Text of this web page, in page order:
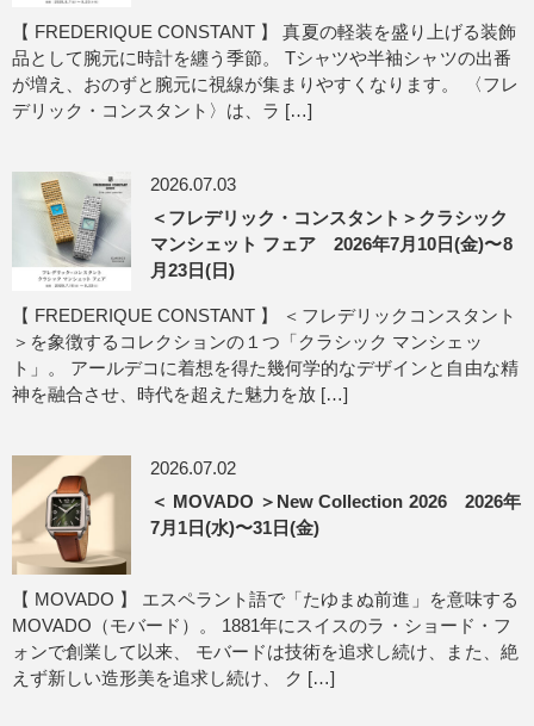
【 FREDERIQUE CONSTANT 】 真夏の軽装を盛り上げる装飾
品として腕元に時計を纏う季節。 Tシャツや半袖シャツの出番
が増え、おのずと腕元に視線が集まりやすくなります。 〈フレ
デリック・コンスタント〉は、ラ […]
2026.07.03
＜フレデリック・コンスタント＞クラシック
マンシェット フェア 2026年7月10日(金)〜8
月23日(日)
【 FREDERIQUE CONSTANT 】 ＜フレデリックコンスタント
＞を象徴するコレクションの１つ「クラシック マンシェッ
ト」。 アールデコに着想を得た幾何学的なデザインと自由な精
神を融合させ、時代を超えた魅力を放 […]
2026.07.02
＜ MOVADO ＞New Collection 2026 2026年
7月1日(水)〜31日(金)
【 MOVADO 】 エスペラント語で「たゆまぬ前進」を意味する
MOVADO（モバード）。 1881年にスイスのラ・ショード・フ
ォンで創業して以来、 モバードは技術を追求し続け、また、絶
えず新しい造形美を追求し続け、 ク […]